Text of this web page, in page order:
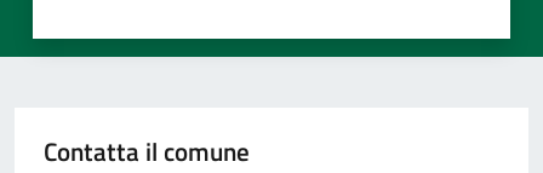
Contatta il comune